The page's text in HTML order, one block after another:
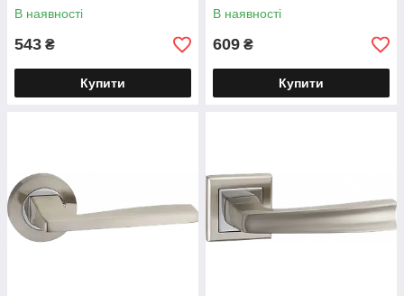
В наявності
543 ₴
Купити
В наявності
609 ₴
Купити